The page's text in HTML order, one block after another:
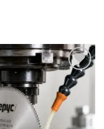
Añadir
a la
lista